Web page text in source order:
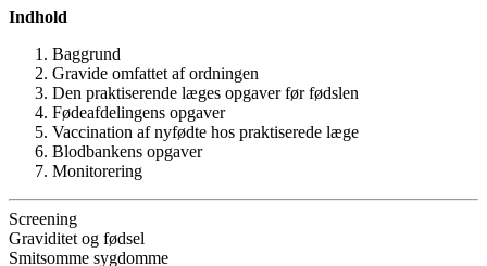
Indhold
Baggrund
Gravide omfattet af ordningen
Den praktiserende læges opgaver før fødslen
Fødeafdelingens opgaver
Vaccination af nyfødte hos praktiserede læge
Blodbankens opgaver
Monitorering
Screening
Graviditet og fødsel
Smitsomme sygdomme